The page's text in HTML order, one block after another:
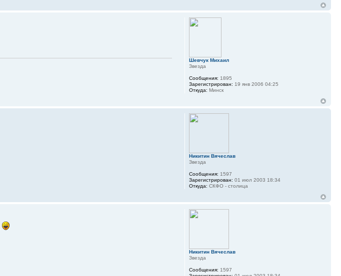
Шевчук Михаил
Звезда
Сообщения: 1895
Зарегистрирован: 19 янв 2006 04:25
Откуда: Минск
Никитин Вячеслав
Звезда
Сообщения: 1597
Зарегистрирован: 01 июл 2003 18:34
Откуда: СКФО - столица
Никитин Вячеслав
Звезда
Сообщения: 1597